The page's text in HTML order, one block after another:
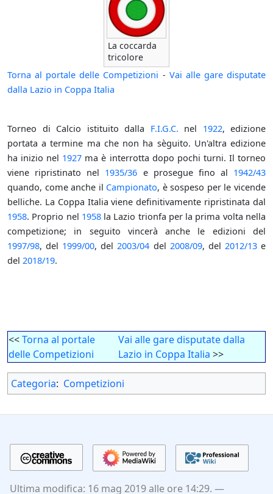
La coccarda
tricolore
Torna al portale delle Competizioni - Vai alle gare disputate
dalla Lazio in Coppa Italia
Torneo di Calcio istituito dalla F.I.G.C. nel 1922, edizione
portata a termine ma che non ha sèguito. Un'altra edizione
ha inizio nel 1927 ma è interrotta dopo pochi turni. Il torneo
viene ripristinato nel 1935/36 e prosegue fino al 1942/43
quando, come anche il Campionato, è sospeso per le vicende
belliche. La Coppa Italia viene definitivamente ripristinata dal
1958. Proprio nel 1958la Lazio trionfa per la prima volta nella
competizione; in seguito vincerà anche le edizioni del
1997/98, del 1999/00, del2003/04 del 2008/09, del 2012/13e
del 2018/19.
<<Torna al portale
delle Competizioni
Vai alle gare disputate dalla
Lazio in Coppa Italia >>
Categoria: Competizioni
Ultima modifica: 16 mag 2019 alle ore 14:29.